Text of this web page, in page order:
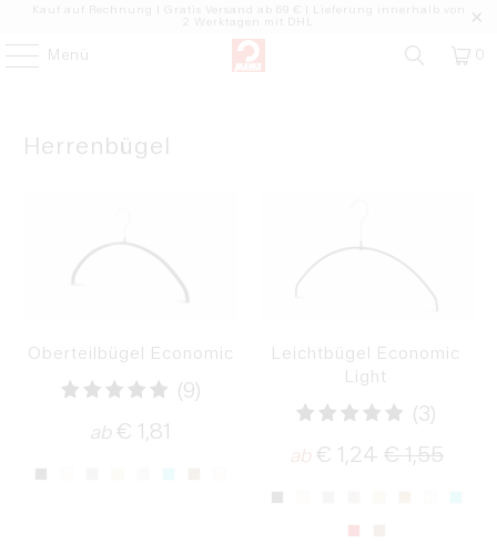
Kauf auf Rechnung | Gratis Versand ab 69 € | Lieferung innerhalb von
2 Werktagen mit DHL
Menü 0
Herrenbügel
Oberteilbügel Economic
(9)9
Bewertungen
insgesamt
ab € 1,81
Leichtbügel Economic
Light
(3)
ab € 1,24 € 1,55